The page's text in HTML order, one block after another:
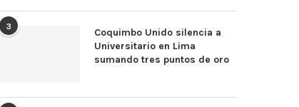
3
Coquimbo Unido silencia a
Universitario en Lima
sumando tres puntos de oro